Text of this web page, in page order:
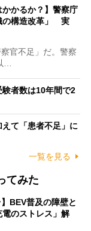
かかるか？】警察庁
の構造改革」 実
官不足」だ。警察
…
験者数は10年間で2
えて「患者不足」に
一覧を見る
てみた
BEV普及の障壁と
のストレス」解